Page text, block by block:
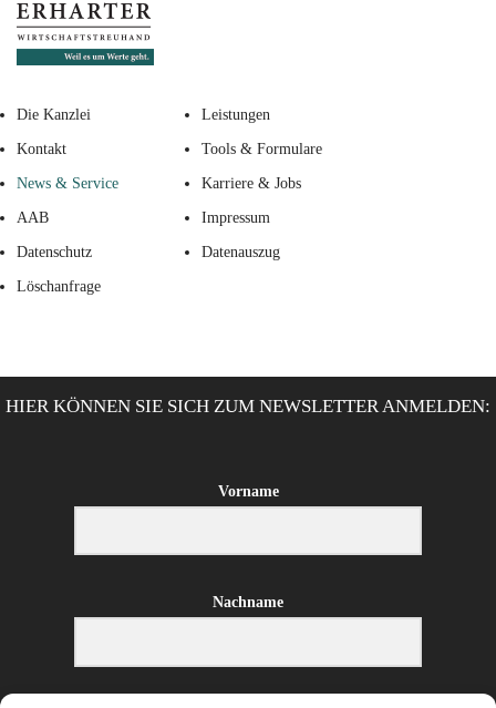
Die Kanzlei Leistungen
Kontakt Tools & Formulare
News & Service Karriere & Jobs
AAB Impressum
Datenschutz Datenauszug
Löschanfrage
HIER KÖNNEN SIE SICH ZUM NEWSLETTER ANMELDEN:
Vorname
Nachname